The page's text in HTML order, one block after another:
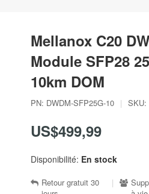
Mellanox C20
Module SFP28
10km DOM
PN: DWDM-SFP25G-10 | SKU:
US$499,99
Disponibilité: En stock
Retour gratuit 30
|